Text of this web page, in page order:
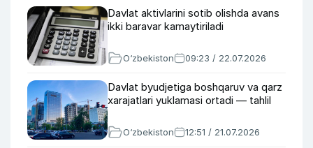
Davlat aktivlarini sotib olishda avans
ikki baravar kamaytiriladi
O‘zbekiston 09:23 / 22.07.2026
Davlat byudjetiga boshqaruv va qarz
xarajatlari yuklamasi ortadi — tahlil
O‘zbekiston 12:51 / 21.07.2026